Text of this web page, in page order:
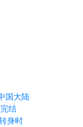
国大陆
结
身时